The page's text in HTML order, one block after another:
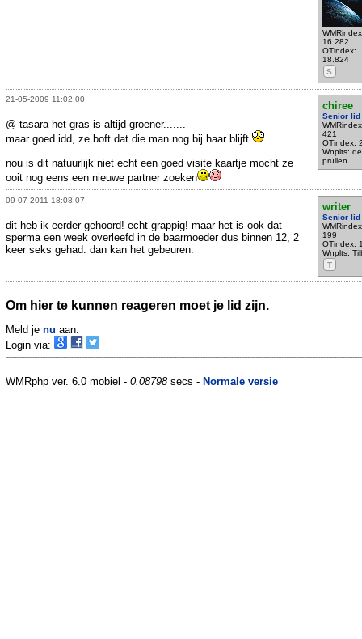
16.282
OTindex:
18.824
S
21-05-2009 11:02:00
chiree
Senior lid
421
OTindex:
Wnplts: de
prullen
@ tasara het gras is altijd groener.......
maar goed idd, ze boft dat die man nog bij haar blijft.
nou is dit natuurlijk niet echt een goed visite kaartje mocht ze
ooit nog eens een nieuwe partner zoeken
09-07-2011 18:08:07
writer
Senior lid
199
OTindex:
Wnplts:
T
dit heb ik eerder gehoord! echt grappig! maar het is ook dat
sperma een week overleefd in de baarmoeder dus binnen 12, 2
keer seks gehad. dan kan het gebeuren.
Om hier te kunnen reageren moet je lid zijn.
Meld je nu aan.
Login via:
WMRphp ver. 6.0 mobiel - 0.08798secs - Normale versie